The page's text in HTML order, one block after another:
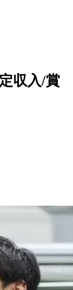
収入/賞